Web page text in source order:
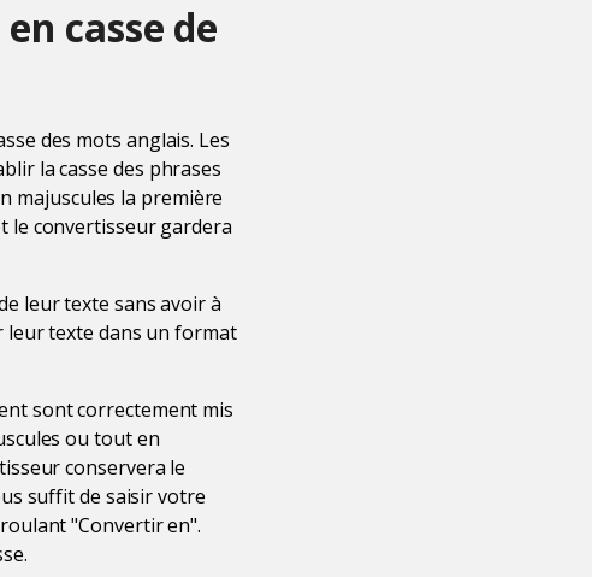
casse de
des mots anglais. Les
la casse des phrases
majuscules la première
le convertisseur gardera
leur texte sans avoir à
texte dans un format
sont correctement mis
ou tout en
conservera le
suffit de saisir votre
"Convertir en".